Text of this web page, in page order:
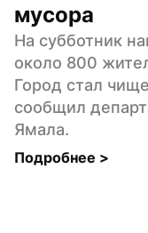
мусора
На субботник
около 800
Город стал
сообщил
Ямала.
Подробнее >